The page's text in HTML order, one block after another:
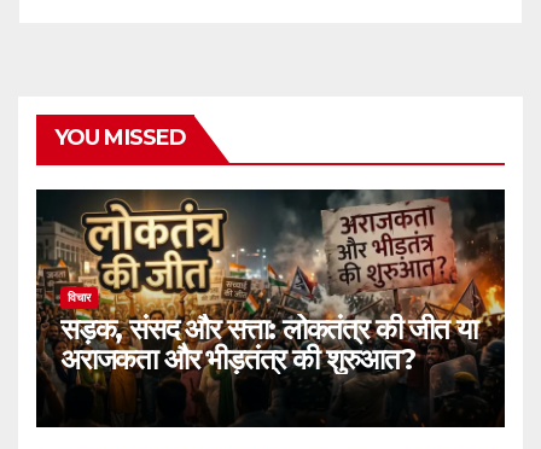
YOU MISSED
विचार
सड़क, संसद और सत्ता: लोकतंत्र की जीत या
अराजकता और भीड़तंत्र की शुरुआत?